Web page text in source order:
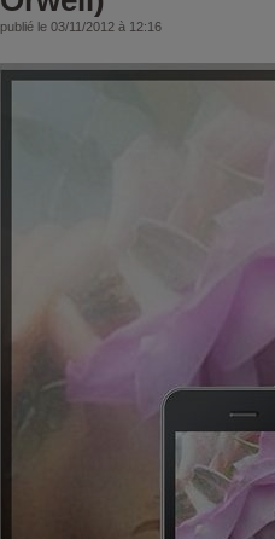
publié le 03/11/2012 à 12:16